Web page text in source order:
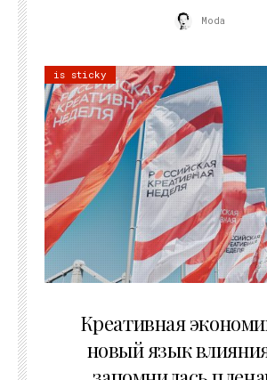
Moda
is sticky
Креативная
новый язык